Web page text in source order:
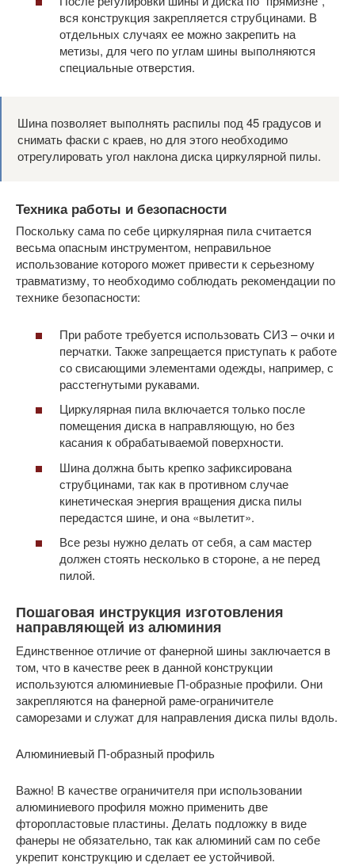
вся конструкция закрепляется струбцинами. В
отдельных случаях ее можно закрепить на
метизы, для чего по углам шины выполняются
специальные отверстия.
Шина позволяет выполнять распилы под 45 градусов и
снимать фаски с краев, но для этого необходимо
отрегулировать угол наклона диска циркулярной пилы.
Техника работы и безопасности
Поскольку сама по себе циркулярная пила считается
весьма опасным инструментом, неправильное
использование которого может привести к серьезному
травматизму, то необходимо соблюдать рекомендации по
технике безопасности:
При работе требуется использовать СИЗ – очки и
перчатки. Также запрещается приступать к работе
со свисающими элементами одежды, например, с
расстегнутыми рукавами.
Циркулярная пила включается только после
помещения диска в направляющую, но без
касания к обрабатываемой поверхности.
Шина должна быть крепко зафиксирована
струбцинами, так как в противном случае
кинетическая энергия вращения диска пилы
передастся шине, и она «вылетит».
Все резы нужно делать от себя, а сам мастер
должен стоять несколько в стороне, а не перед
пилой.
Пошаговая инструкция изготовления
направляющей из алюминия
Единственное отличие от фанерной шины заключается в
том, что в качестве реек в данной конструкции
используются алюминиевые П-образные профили. Они
закрепляются на фанерной раме-ограничителе
саморезами и служат для направления диска пилы вдоль.
Алюминиевый П-образный профиль
Важно! В качестве ограничителя при использовании
алюминиевого профиля можно применить две
фторопластовые пластины. Делать подложку в виде
фанеры не обязательно, так как алюминий сам по себе
укрепит конструкцию и сделает ее устойчивой.